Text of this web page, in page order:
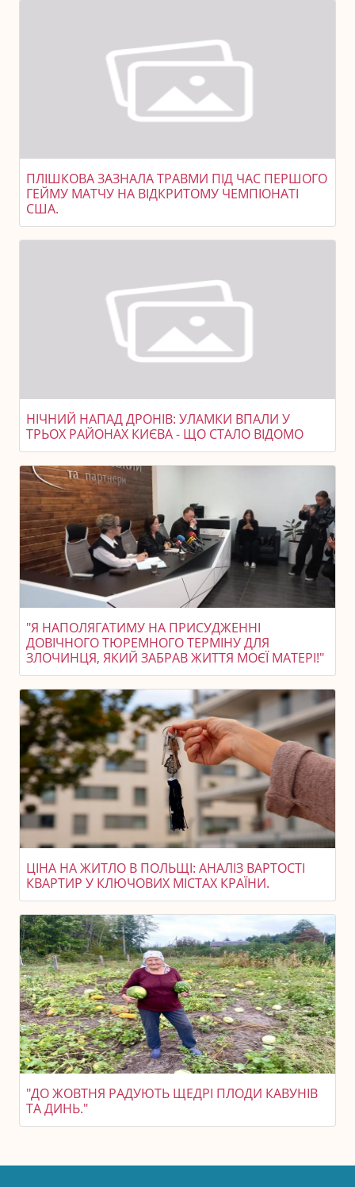
ПЛІШКОВА ЗАЗНАЛА ТРАВМИ ПІД ЧАС ПЕРШОГО
ГЕЙМУ МАТЧУ НА ВІДКРИТОМУ ЧЕМПІОНАТІ
США.
НІЧНИЙ НАПАД ДРОНІВ: УЛАМКИ ВПАЛИ У
ТРЬОХ РАЙОНАХ КИЄВА - ЩО СТАЛО ВІДОМО
"Я НАПОЛЯГАТИМУ НА ПРИСУДЖЕННІ
ДОВІЧНОГО ТЮРЕМНОГО ТЕРМІНУ ДЛЯ
ЗЛОЧИНЦЯ, ЯКИЙ ЗАБРАВ ЖИТТЯ МОЄЇ МАТЕРІ!"
ЦІНА НА ЖИТЛО В ПОЛЬЩІ: АНАЛІЗ ВАРТОСТІ
КВАРТИР У КЛЮЧОВИХ МІСТАХ КРАЇНИ.
"ДО ЖОВТНЯ РАДУЮТЬ ЩЕДРІ ПЛОДИ КАВУНІВ
ТА ДИНЬ."